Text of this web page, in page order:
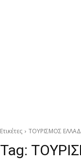
Ετικέτες ΤΟΥΡΙΣΜΟΣ
Tag: